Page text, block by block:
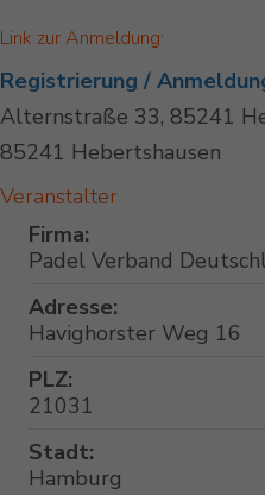
Link zur Anmeldung:
Registrierung /
Alternstraße 33, 85241
85241 Hebertshausen
Veranstalter
Firma:
Padel Verband
Adresse:
Havighorster Weg 16
PLZ:
21031
Stadt:
Hamburg